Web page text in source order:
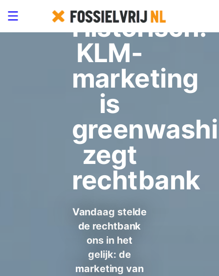
Historisch!
KLM-
marketing
is
zegt
rechtbank
Vandaag stelde
de rechtbank
ons in het
gelijk: de
marketing van